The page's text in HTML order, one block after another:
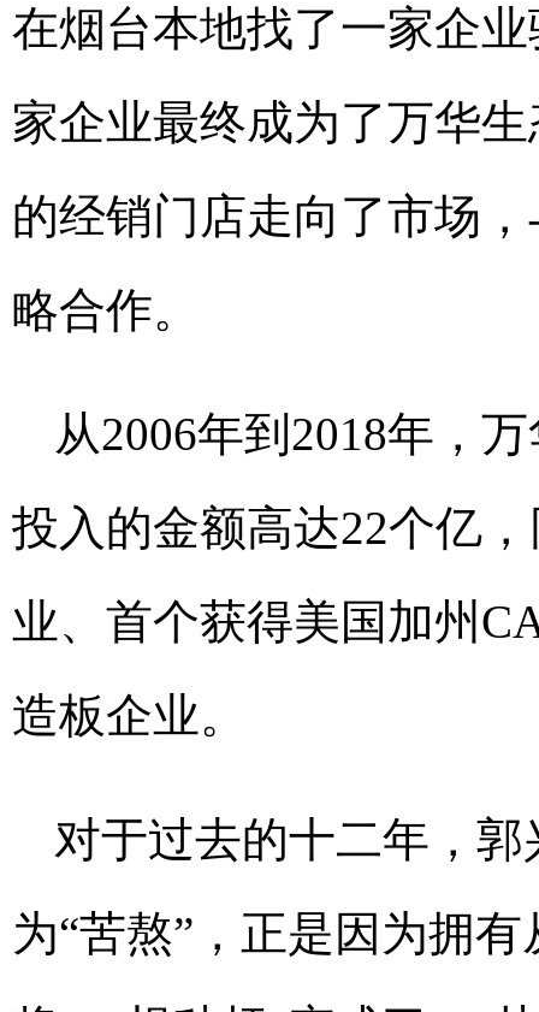
在烟台本地找了一家企
家企业最终成为了万华
的经销门店走向了市场
略合作。
从2006年到2018年，
投入的金额高达22个亿
业、首个获得美国加州
造板企业。
对于过去的十二年，
为“苦熬”，正是因为拥